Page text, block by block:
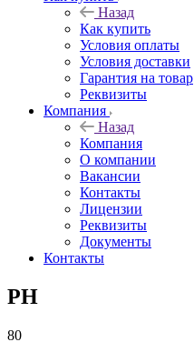
Назад
Как купить
Условия оплаты
Условия доставки
Гарантия на товар
Реквизиты
Компания
Назад
Компания
О компании
Вакансии
Контакты
Лицензии
Реквизиты
Документы
Контакты
PH
80